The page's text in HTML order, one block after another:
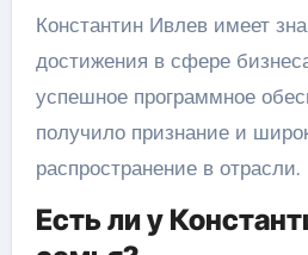
Константин Ивлев имеет
достижения в сфере
успешное программное
получило признание и
распространение в отрасли.
Есть ли у